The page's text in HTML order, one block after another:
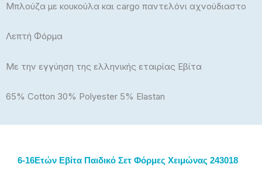
Μπλούζα με κουκούλα και cargo παντελόνι αχνούδιαστο
Λεπτή Φόρμα
Με την εγγύηση της ελληνικής εταιρίας Εβίτα
65% Cotton 30% Polyester 5% Elastan
6-16Ετών Εβίτα Παιδικό Σετ Φόρμες Χειμώνας 243018